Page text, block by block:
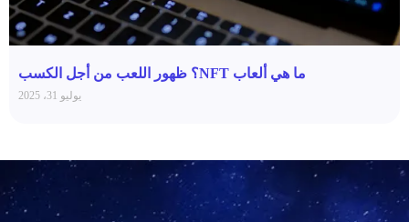
ما هي ألعاب NFT؟ ظهور اللعب من أجل الكسب
يوليو 31، 2025